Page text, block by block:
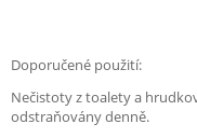
Doporučené použití:
Nečistoty z toalety a
odstraňovány denně.